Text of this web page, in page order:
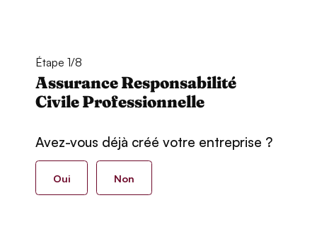
Étape 1/8
Assurance Responsabilité
Civile Professionnelle
Avez-vous déjà créé votre entreprise ?
Oui Non